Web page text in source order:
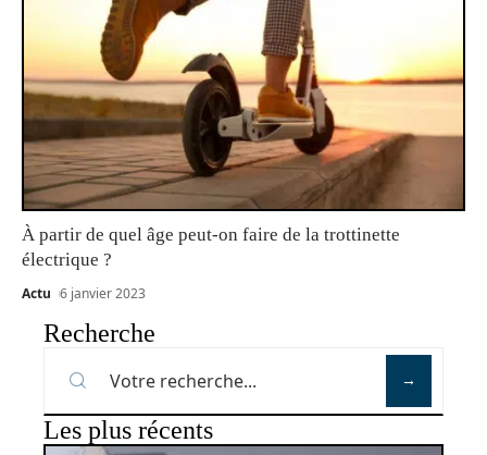
À partir de quel âge peut-on faire de la trottinette
électrique ?
Actu 6 janvier 2023
Recherche
Les plus récents